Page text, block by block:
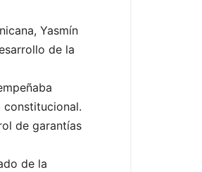
Yasmín
de la
constitucional.
de garantías
de la